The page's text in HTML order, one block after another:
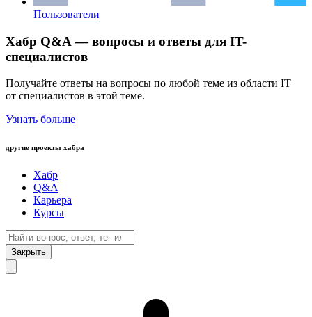
Пользователи
Хабр Q&A — вопросы и ответы для IT-
специалистов
Получайте ответы на вопросы по любой теме из области IT
от специалистов в этой теме.
Узнать больше
другие проекты хабра
Хабр
Q&A
Карьера
Курсы
Закрыть